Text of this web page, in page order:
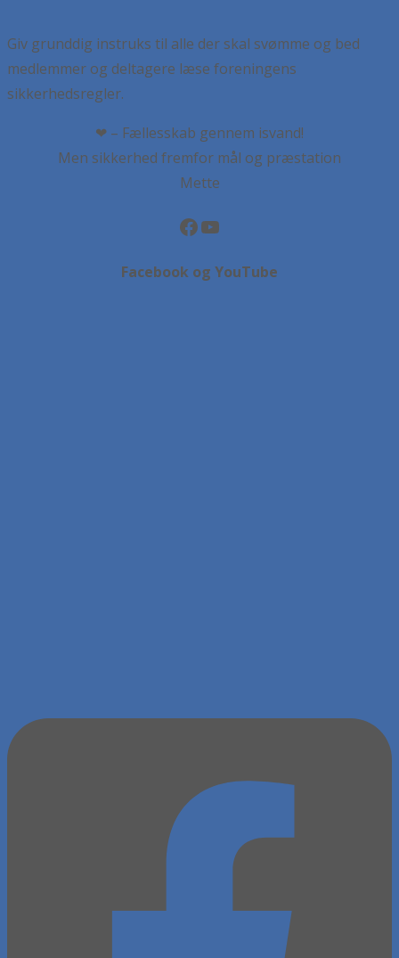
Giv grunddig instruks til alle der skal svømme og bed
medlemmer og deltagere læse foreningens
sikkerhedsregler.
❤ – Fællesskab gennem isvand!
Men sikkerhed fremfor mål og præstation
Mette
Facebook
YouTube
Facebook og YouTube